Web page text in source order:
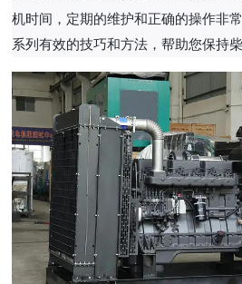
机时间，定期的维护和正确的操作非
系列有效的技巧和方法，帮助您保持